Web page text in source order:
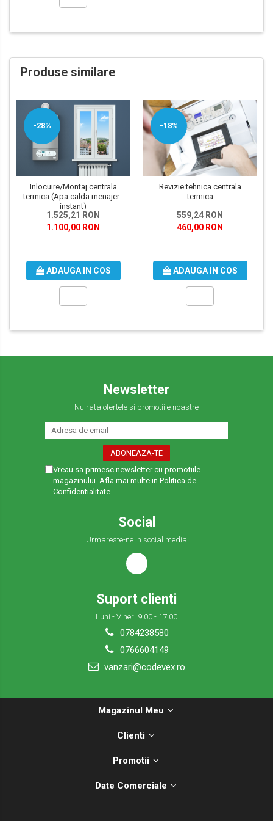
Produse similare
-28%
Inlocuire/Montaj centrala
termica (Apa calda menajera
instant)
1.525,21 RON
1.100,00 RON
ADAUGA IN COS
-18%
Revizie tehnica centrala
termica
559,24 RON
460,00 RON
ADAUGA IN COS
Newsletter
Nu rata ofertele si promotiile noastre
Vreau sa primesc newsletter cu promotiile
magazinului. Afla mai multe in Politica de
Confidentialitate
Social
Urmareste-ne in social media
Suport clienti
Luni - Vineri 9:00 - 17:00
0784238580
0766604149
vanzari@codevex.ro
Magazinul Meu
Clienti
Promotii
Date Comerciale